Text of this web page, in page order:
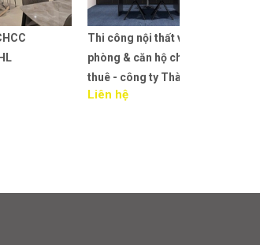
Thi công nội thất văn
phòng & căn hộ cho
thuê - công ty Thành Đạt